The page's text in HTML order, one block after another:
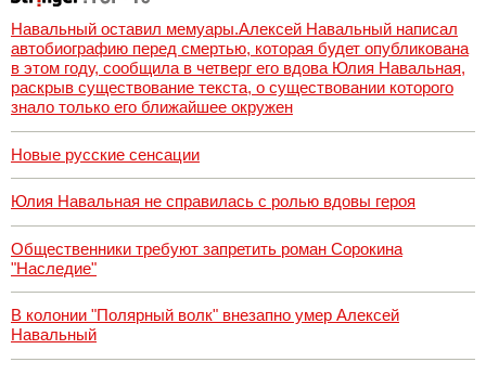
Навальный оставил мемуары.Алексей Навальный написал
автобиографию перед смертью, которая будет опубликована
в этом году, сообщила в четверг его вдова Юлия Навальная,
раскрыв существование текста, о существовании которого
знало только его ближайшее окружен
Новые русские сенсации
Юлия Навальная не справилась с ролью вдовы героя
Общественники требуют запретить роман Сорокина
"Наследие"
В колонии "Полярный волк" внезапно умер Алексей
Навальный